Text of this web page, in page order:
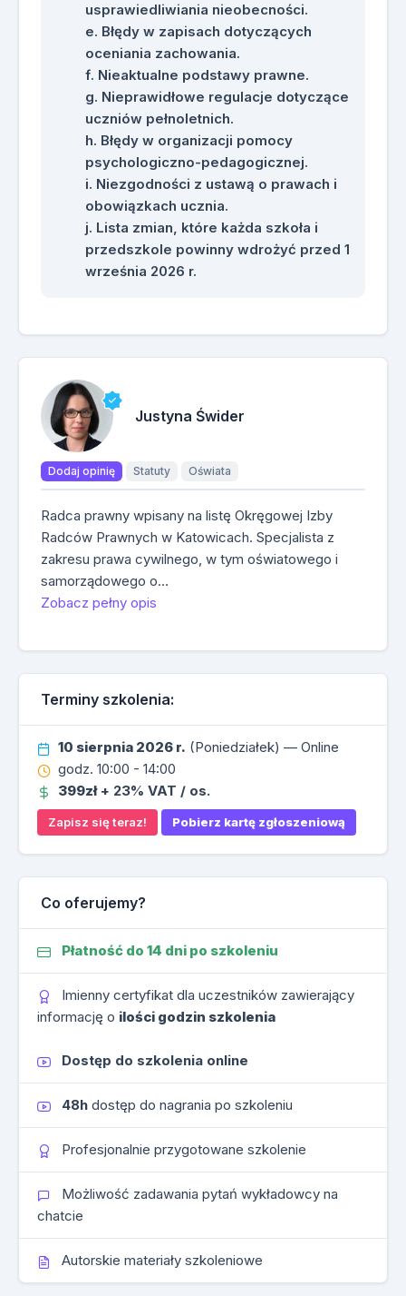
usprawiedliwiania nieobecności.
Błędy w zapisach dotyczących
oceniania zachowania.
Nieaktualne podstawy prawne.
Nieprawidłowe regulacje dotyczące
uczniów pełnoletnich.
Błędy w organizacji pomocy
psychologiczno-pedagogicznej.
Niezgodności z ustawą o prawach i
obowiązkach ucznia.
Lista zmian, które każda szkoła i
przedszkole powinny wdrożyć przed 1
września 2026 r.
Justyna Świder
Dodaj opinię Statuty Oświata
Radca prawny wpisany na listę Okręgowej Izby
Radców Prawnych w Katowicach. Specjalista z
zakresu prawa cywilnego, w tym oświatowego i
samorządowego o…
Zobacz pełny opis
Terminy szkolenia:
10 sierpnia 2026 r. (Poniedziałek) — Online
godz. 10:00 - 14:00
399zł+ 23% VAT / os.
Zapisz się teraz! Pobierz kartę zgłoszeniową
Co oferujemy?
Płatność do 14 dni po szkoleniu
Imienny certyfikat dla uczestników zawierający
informację o ilości godzin szkolenia
Dostęp do szkolenia online
48h dostęp do nagrania po szkoleniu
Profesjonalnie przygotowane szkolenie
Możliwość zadawania pytań wykładowcy na
chatcie
Autorskie materiały szkoleniowe